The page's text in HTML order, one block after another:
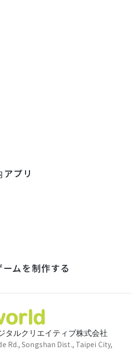
ルクリエイティブ株式会社
Rd., Songshan Dist., Taipei City,
プリ
ムを制作する